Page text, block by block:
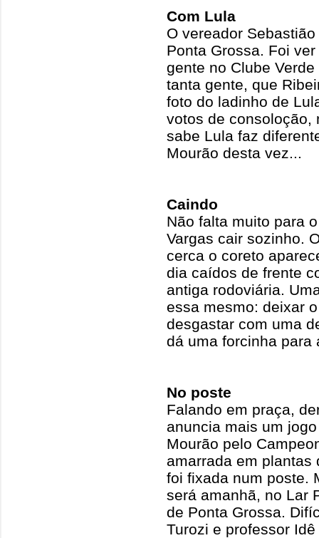
Com Lula
O vereador
Ponta Grossa. Foi
gente no Clube
tanta gente, que
foto do ladinho de
votos de consoloção,
sabe Lula faz
Mourão desta vez...
Caindo
Não falta muito para
Vargas cair sozinho.
cerca o coreto
dia caídos de frente
antiga rodoviária.
essa mesmo: deixar
desgastar com uma
dá uma forcinha
No poste
Falando em praça,
anuncia mais um
Mourão pelo
amarrada em plantas
foi fixada num poste.
será amanhã, no Lar
de Ponta Grossa.
Turozi e professor